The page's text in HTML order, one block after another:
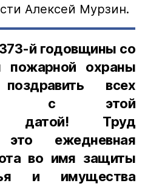
Алексей Мурзин.
й годовщины со
пожарной охраны
всех
с этой
датой! Труд
ежедневная
во имя защиты
и имущества